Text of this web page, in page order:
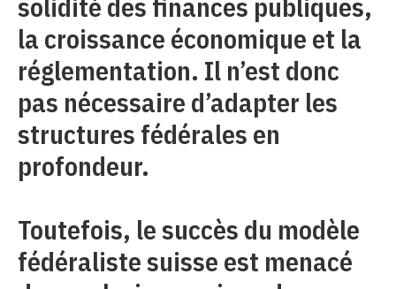
la croissance économique et la
réglementation. Il n’est donc
pas nécessaire d’adapter les
structures fédérales en
profondeur.
Toutefois, le succès du modèle
fédéraliste suisse est menacé